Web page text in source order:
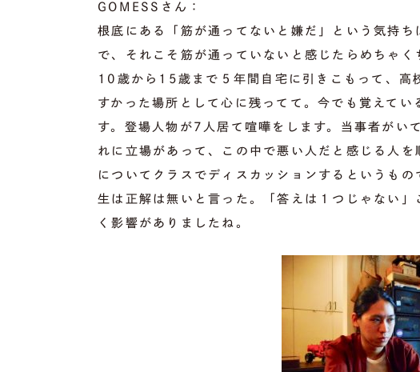
GOMESSさん：
根底にある「筋が通ってないと嫌だ」という気持
で、それこそ筋が通っていないと感じたらめちゃく
10歳から15歳まで５年間自宅に引きこもって、高
すかった場所として心に残ってて。今でも覚えて
す。登場人物が7人居て喧嘩をします。当事者がい
れに立場があって、この中で悪い人だと感じる人
についてクラスでディスカッションするというも
生は正解は無いと言った。「答えは１つじゃない
く影響がありましたね。